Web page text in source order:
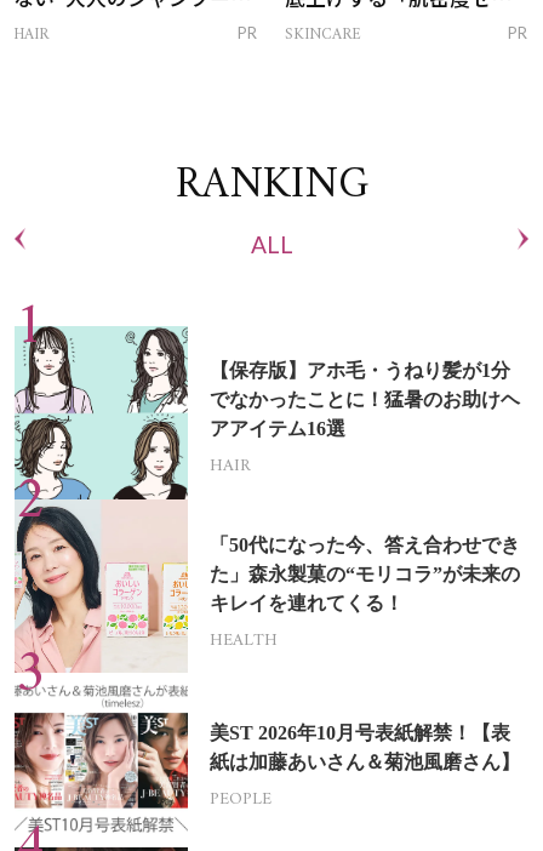
トリートメントって？
HAIR PR
ム」
SKINCARE PR
RANKING
ALL
【保存版】アホ毛・うねり髪が1分
でなかったことに！猛暑のお助けヘ
アアイテム16選
HAIR
「50代になった今、答え合わせでき
た」森永製菓の“モリコラ”が未来の
キレイを連れてくる！
HEALTH
美ST 2026年10月号表紙解禁！【表
紙は加藤あいさん＆菊池風磨さん】
PEOPLE